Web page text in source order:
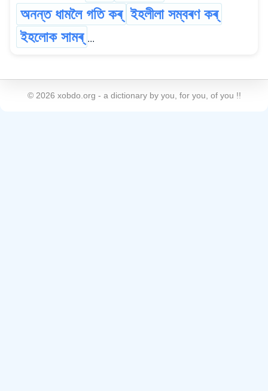
অনন্ত ধামলৈ গতি কৰ্ ইহলীলা সম্বৰণ কৰ্
ইহলোক সামৰ্ ...
© 2026 xobdo.org - a dictionary by you, for you, of you !!